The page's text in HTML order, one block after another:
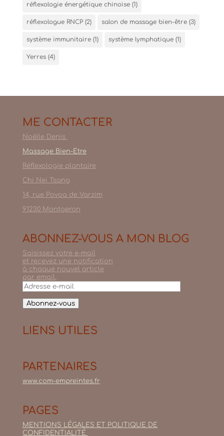
réflexologie énergétique chinoise(1)
réflexologue RNCP(2) salon de massage bien-être(3)
système immunitaire(1) système lymphatique(1)
Yerres(4)
ME CONTACTER
Noëlle Denis
Massage Bien-Etre
Réflexologie plantaire
Chi Nei Tsang
14, rue Povoa de Varzim
91230 Montgeron
ABONNEZ-VOUS A MON BLOG
Saisissez votre e-mail
et recevez une notification
à chaque nouvel article
par email.
Adresse
e-
mail
Abonnez-vous
LIENS UTILES
PARTENAIRES
www.com-empreintes.fr
PAGES
MENTIONS LÉGALES ET POLITIQUE DE
CONFIDENTIALITÉ